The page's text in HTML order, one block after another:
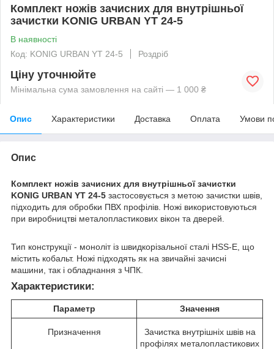
Комплект ножів зачисних для внутрішньої
зачистки KONIG URBAN YT 24-5
В наявності
Код: KONIG URBAN YT 24-5
Роздріб
Ціну уточнюйте
Мінімальна сума замовлення на сайті — 1 000 ₴
Опис Характеристики Доставка Оплата Умови
Опис
Комплект ножів зачисних для внутрішньої зачистки
KONIG URBAN YT 24-5 застосовується з метою зачистки швів,
підходить для обробки ПВХ профілів. Ножі використовуються
при виробництві металопластикових вікон та дверей.
Тип конструкції - моноліт із швидкорізальної сталі HSS-E, що
містить кобальт. Ножі підходять як на звичайні зачисні
машини, так і обладнання з ЧПК.
Характеристики:
Параметр Значення
Призначення
Зачистка внутрішніх швів на
профілях металопластикових